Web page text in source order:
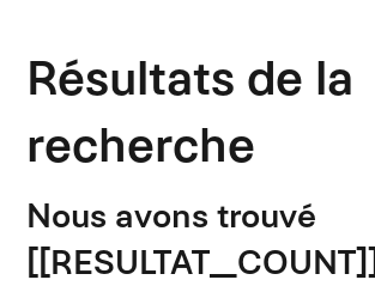
Résultats de la
recherche
Nous avons trouvé
[[RESULTAT_COUNT]]